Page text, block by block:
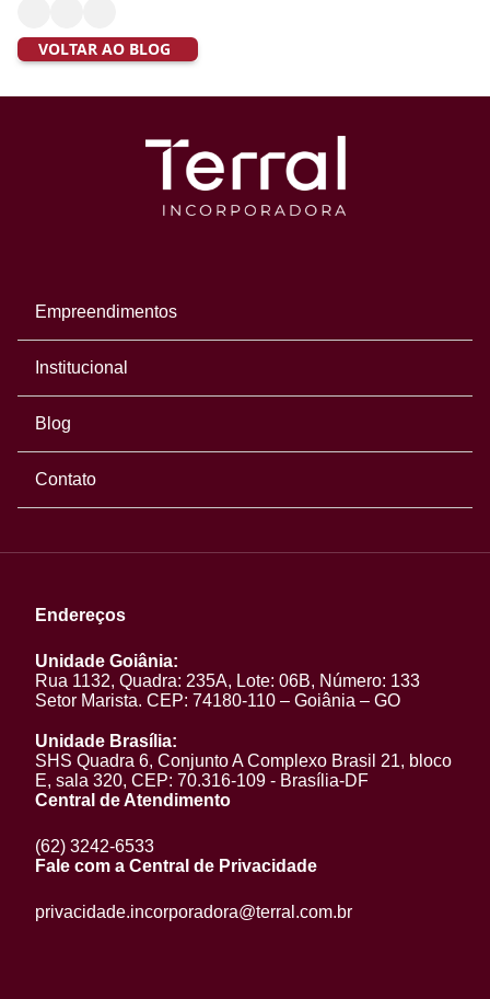
VOLTAR AO BLOG
Empreendimentos
Institucional
Blog
Contato
Endereços
Unidade Goiânia:
Rua 1132, Quadra: 235A, Lote: 06B, Número: 133
Setor Marista. CEP: 74180-110 – Goiânia – GO
Unidade Brasília:
SHS Quadra 6, Conjunto A Complexo Brasil 21, bloco
E, sala 320, CEP: 70.316-109 - Brasília-DF
Central de Atendimento
(62) 3242-6533
Fale com a Central de Privacidade
privacidade.incorporadora@terral.com.br